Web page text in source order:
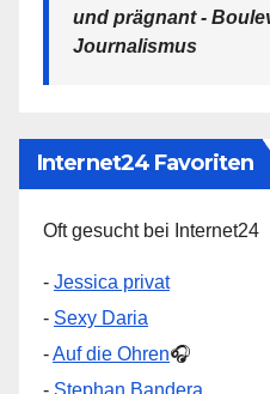
und prägnant -
Journalismus
Internet24 Favoriten
Oft gesucht bei Internet24
- Jessica privat
- Sexy Daria
-Auf die Ohren🎧
- Stephan Bandera